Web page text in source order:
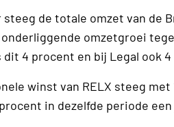
steeg de totale omzet van de
omzetgroei
dit 4 procent en bij Legal ook
winst van RELX steeg
in dezelfde periode